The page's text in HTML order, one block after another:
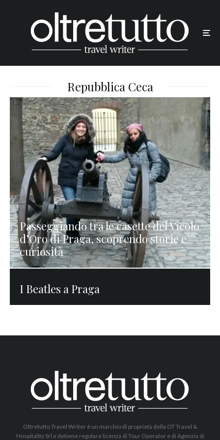
Repubblica Ceca
Passeggiando tra le casette del Vicolo
d’Oro di Praga, scoprendo storie e
curiosità
I Beatles a Praga
Oltretutto Travel Writer è un marchio di proprietà della OT Travel &
Hospitality Srl e detiene regolare licenza di Tour Operator e di Agenzia di